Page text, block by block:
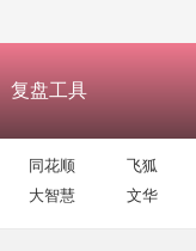
复盘工具
同花顺
飞狐
大智慧
文华